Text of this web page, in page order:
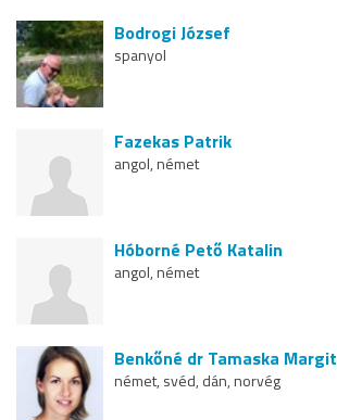
Bodrogi József
spanyol
Fazekas Patrik
angol, német
Hóborné Pető Katalin
angol, német
Benkőné dr Tamaska Margit
német, svéd, dán, norvég